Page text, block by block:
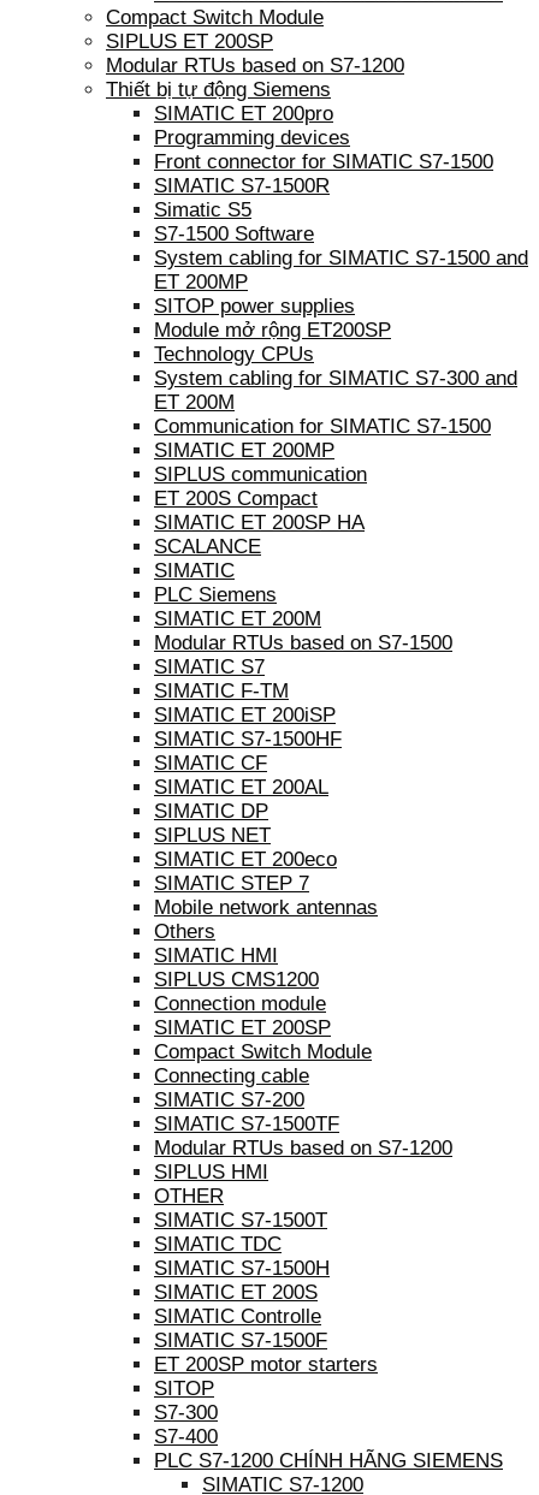
Compact Switch Module
SIPLUS ET 200SP
Modular RTUs based on S7-1200
Thiết bị tự động Siemens
SIMATIC ET 200pro
Programming devices
Front connector for SIMATIC S7-1500
SIMATIC S7-1500R
Simatic S5
S7-1500 Software
System cabling for SIMATIC S7-1500 and
ET 200MP
SITOP power supplies
Module mở rộng ET200SP
Technology CPUs
System cabling for SIMATIC S7-300 and
ET 200M
Communication for SIMATIC S7-1500
SIMATIC ET 200MP
SIPLUS communication
ET 200S Compact
SIMATIC ET 200SP HA
SCALANCE
SIMATIC
PLC Siemens
SIMATIC ET 200M
Modular RTUs based on S7-1500
SIMATIC S7
SIMATIC F-TM
SIMATIC ET 200iSP
SIMATIC S7-1500HF
SIMATIC CF
SIMATIC ET 200AL
SIMATIC DP
SIPLUS NET
SIMATIC ET 200eco
SIMATIC STEP 7
Mobile network antennas
Others
SIMATIC HMI
SIPLUS CMS1200
Connection module
SIMATIC ET 200SP
Compact Switch Module
Connecting cable
SIMATIC S7-200
SIMATIC S7-1500TF
Modular RTUs based on S7-1200
SIPLUS HMI
OTHER
SIMATIC S7-1500T
SIMATIC TDC
SIMATIC S7-1500H
SIMATIC ET 200S
SIMATIC Controlle
SIMATIC S7-1500F
ET 200SP motor starters
SITOP
S7-300
S7-400
PLC S7-1200 CHÍNH HÃNG SIEMENS
SIMATIC S7-1200